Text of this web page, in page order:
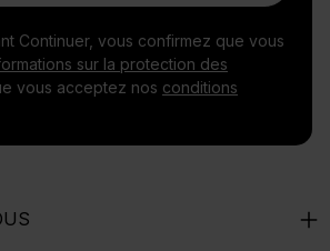
Continuer, vous confirmez que vous
sur la protection des
vous acceptez nos conditions